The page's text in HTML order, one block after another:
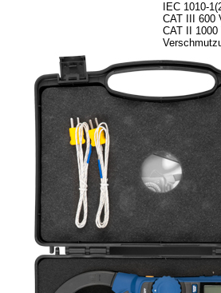
IEC 1010-
CAT III 600
CAT II 1000